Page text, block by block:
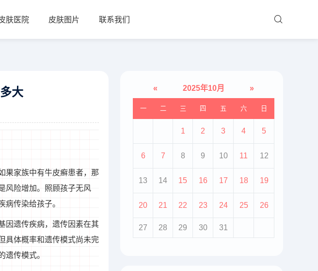
肤医院 皮肤图片 联系我们
大
果家族中有牛皮癣患者，那
风险增加。照顾孩子无风
病传染给孩子。
因遗传疾病，遗传因素在其
具体概率和遗传模式尚未完
遗传模式。
« 2025年10月 »
一 二 三 四 五 六 日
1 2 3 4 5
6 7 8 9 10 11 12
13 14 15 16 17 18 19
20 21 22 23 24 25 26
27 28 29 30 31